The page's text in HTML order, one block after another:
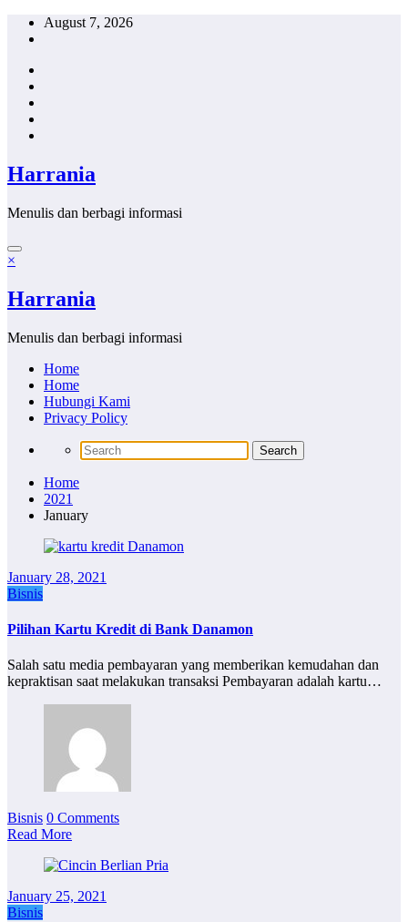
Skip
August 7, 2026
Harrania
Menulis dan berbagi informasi
×
Harrania
Menulis dan berbagi informasi
Home
Home
Hubungi Kami
Privacy Policy
Home
2021
January
January 28, 2021
Bisnis
Pilihan Kartu Kredit di Bank Danamon
Salah satu media pembayaran yang memberikan kemudahan dan
kepraktisan saat melakukan transaksi Pembayaran adalah kartu…
Bisnis 0 Comments
Read More
January 25, 2021
Bisnis